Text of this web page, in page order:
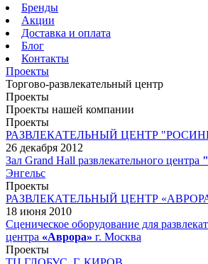
Бренды
Акции
Доставка и оплата
Блог
Контакты
Проекты
Торгово-развлекательный центр
Проекты
Проекты нашей компании
Проекты
РАЗВЛЕКАТЕЛЬНЫЙ ЦЕНТР
26 декабря 2012
Зал Grand Hall развлекательного центра
Энгельс
Проекты
РАЗВЛЕКАТЕЛЬНЫЙ ЦЕНТР
18 июня 2010
Сценическое оборудование для
центра «Аврора» г. Москва
Проекты